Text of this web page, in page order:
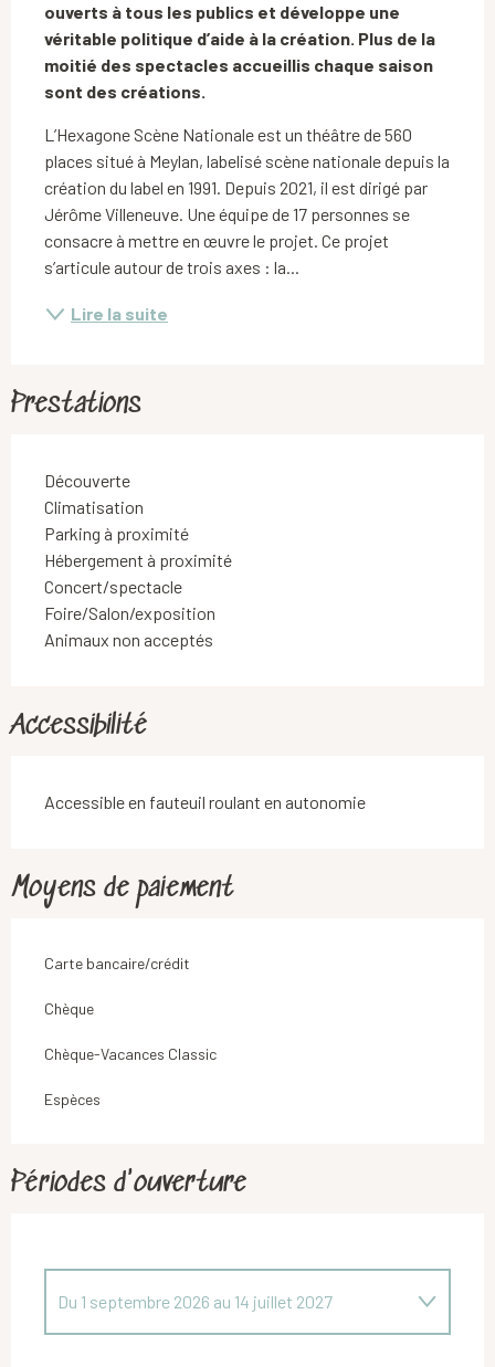
ouverts à tous les publics et développe une
véritable politique d’aide à la création. Plus de la
moitié des spectacles accueillis chaque saison
sont des créations.
L’Hexagone Scène Nationale est un théâtre de 560
places situé à Meylan, labelisé scène nationale depuis la
création du label en 1991. Depuis 2021, il est dirigé par
Jérôme Villeneuve. Une équipe de 17 personnes se
consacre à mettre en œuvre le projet. Ce projet
s’articule autour de trois axes : la...
Lire la suite
Prestations
Découverte
Climatisation
Parking à proximité
Hébergement à proximité
Concert/spectacle
Foire/Salon/exposition
Animaux non acceptés
Accessibilité
Accessible en fauteuil roulant en autonomie
Moyens de paiement
Carte bancaire/crédit
Chèque
Chèque-Vacances Classic
Espèces
Périodes d'ouverture
Du 1 septembre 2026 au 14 juillet 2027